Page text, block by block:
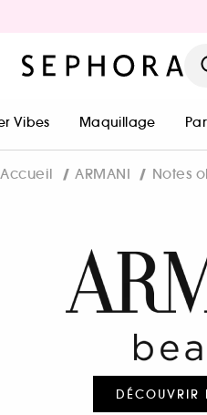
Vibes Maquillage
Accueil ARMANI Notes
DÉCOUVRIR